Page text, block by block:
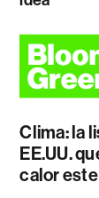
Clima: la
EE.UU.
calor